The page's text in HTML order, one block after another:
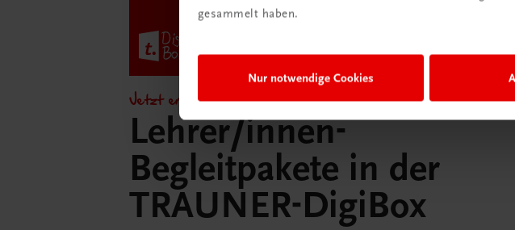
gesammelt haben.
Nur notwendige Cookies
Jetzt entdecken!
Lehrer/innen-
Begleitpakete in der
TRAUNER-DigiBox